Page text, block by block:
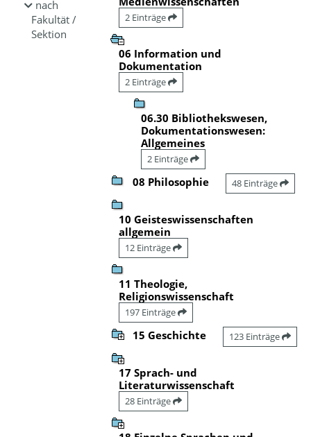
nach
Fakultät /
Sektion
2 Einträge
06 Information und
Dokumentation
2 Einträge
06.30 Bibliothekswesen,
Dokumentationswesen:
Allgemeines
2 Einträge
08 Philosophie 48 Einträge
10 Geisteswissenschaften
allgemein
12 Einträge
11 Theologie,
Religionswissenschaft
197 Einträge
15 Geschichte 123 Einträge
17 Sprach- und
Literaturwissenschaft
28 Einträge